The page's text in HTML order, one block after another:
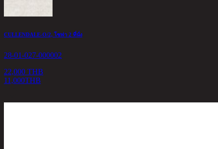
CULLENDALE-O/2, โซฟา 2 ที่นั่ง
28-01-027-000002
22,000 THB
11,000THB